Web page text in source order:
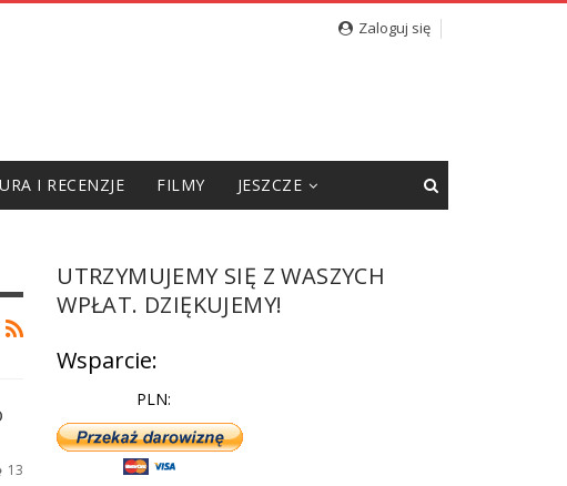
Zaloguj się
I RECENZJE FILMY JESZCZE
13
UTRZYMUJEMY SIĘ Z WASZYCH
WPŁAT. DZIĘKUJEMY!
Wsparcie:
PLN: